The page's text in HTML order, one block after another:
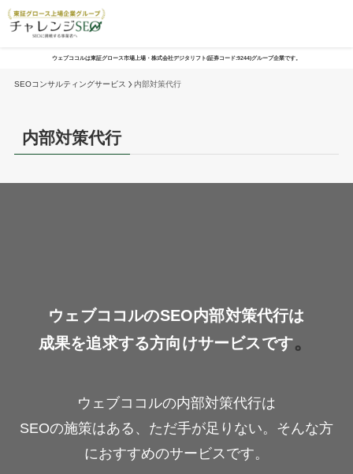
ウェブココルは東証グロース市場上場・株式会社デジタリフト(証券コード:9244)グループ企業です。
SEOコンサルティングサービス 内部対策代行
内部対策代行
ウェブココルのSEO内部対策代行は
成果を追求する方向けサービスです。
ウェブココルの内部対策代行は
SEOの施策はある、ただ手が足りない。そんな方
におすすめのサービスです。